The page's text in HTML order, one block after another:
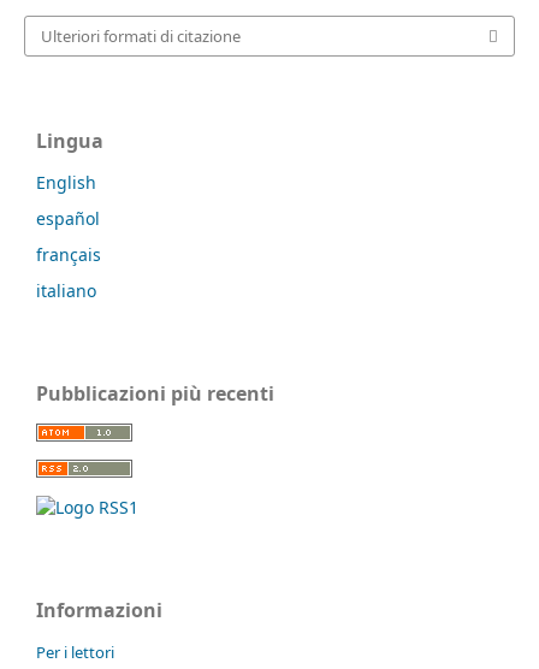
Ulteriori formati di citazione
Lingua
English
español
français
italiano
Pubblicazioni più recenti
Informazioni
Per i lettori